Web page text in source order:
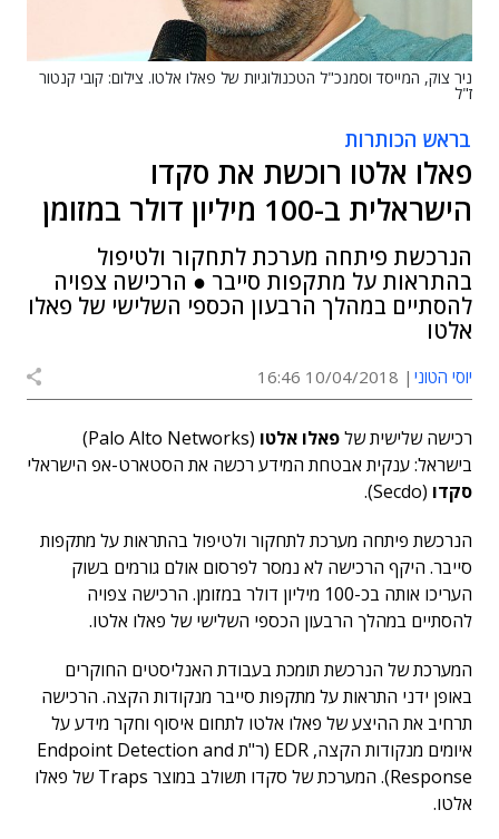
ניר צוק, המייסד וסמנכ"ל הטכנולוגיות של פאלו אלטו. צילום: קובי קנטור
ז"ל
בראש הכותרות
פאלו אלטו רוכשת את סקדו
הישראלית ב-100 מיליון דולר במזומן
הנרכשת פיתחה מערכת לתחקור ולטיפול
בהתראות על מתקפות סייבר ● הרכישה צפויה
להסתיים במהלך הרבעון הכספי השלישי של פאלו
אלטו
יוסי הטוני 10/04/2018 16:46
רכישה שלישית שלפאלו אלטו
(Palo Alto Networks)
בישראל: ענקית אבטחת המידע רכשה את הסטארט-אפ הישראלי
סקדו (Secdo).
הנרכשת פיתחה מערכת לתחקור ולטיפול בהתראות על מתקפות
סייבר. היקף הרכישה לא נמסר לפרסום אולם גורמים בשוק
העריכו אותה בכ-100 מיליון דולר במזומן. הרכישה צפויה
להסתיים במהלך הרבעון הכספי השלישי של פאלו אלטו.
המערכת של הנרכשת תומכת בעבודת האנליסטים החוקרים
באופן ידני התראות על מתקפות סייבר מנקודות הקצה. הרכישה
תרחיב את ההיצע של פאלו אלטו לתחום איסוף וחקר מידע על
איומים מנקודות הקצה, EDR (ר"ת Endpoint Detection and
Response). המערכת של סקדו תשולב במוצר Traps של פאלו
אלטו.